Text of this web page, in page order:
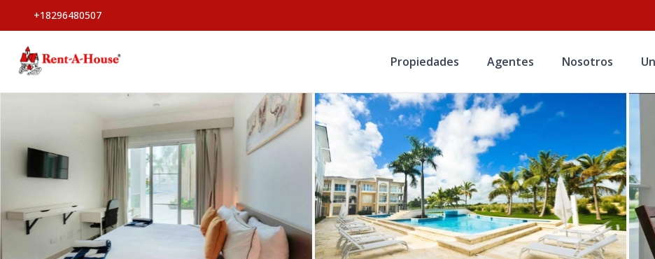
+18296480507
Propiedades Agentes Nosotros